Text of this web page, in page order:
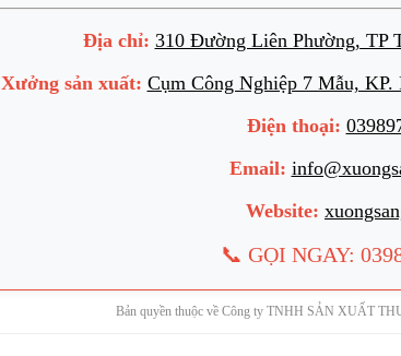
Địa chỉ: 310 Đường Liên Phường, TP
Xưởng sản xuất: Cụm Công Nghiệp 7 Mẫu,
Điện thoại:
Email:
Website:
📞 GỌI NGAY:
Bản quyền thuộc về Công ty TNHH SẢN XUẤT